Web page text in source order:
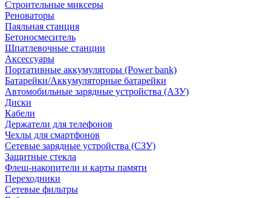
Строительные миксеры
Реноваторы
Паяльная станция
Бетоносмеситель
Шпатлевочные станции
Аксессуары
Портативные аккумуляторы (Power bank)
Батарейки/Аккумуляторные батарейки
Автомобильные зарядные устройства (АЗУ)
Диски
Кабели
Держатели для телефонов
Чехлы для смартфонов
Сетевые зарядные устройства (СЗУ)
Защитные стекла
Флеш-накопители и карты памяти
Переходники
Сетевые фильтры